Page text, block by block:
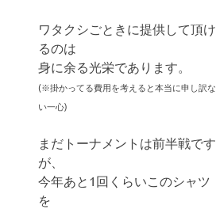
ワタクシごときに提供して頂け
るのは
身に余る光栄であります。
(※掛かってる費用を考えると本当に申し訳な
い一心)
まだトーナメントは前半戦です
が、
今年あと1回くらいこのシャツ
を